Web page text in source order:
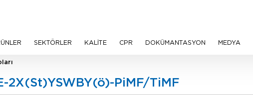
SEKTÖRLER KALİTE CPR DOKÜMANTASYON MEDYA
2X(St)YSWBY(ö)-PiMF/TiMF